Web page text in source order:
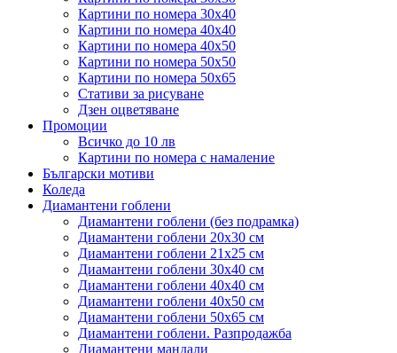
Картини по номера 30x40
Картини по номера 40x40
Картини по номера 40x50
Картини по номера 50x50
Картини по номера 50x65
Стативи за рисуване
Дзен оцветяване
Промоции
Всичко до 10 лв
Картини по номера с намаление
Български мотиви
Коледа
Диамантени гоблени
Диамантени гоблени (без подрамка)
Диамантени гоблени 20x30 см
Диамантени гоблени 21x25 см
Диамантени гоблени 30x40 см
Диамантени гоблени 40x40 см
Диамантени гоблени 40x50 см
Диамантени гоблени 50x65 см
Диамантени гоблени. Разпродажба
Диамантени мандали